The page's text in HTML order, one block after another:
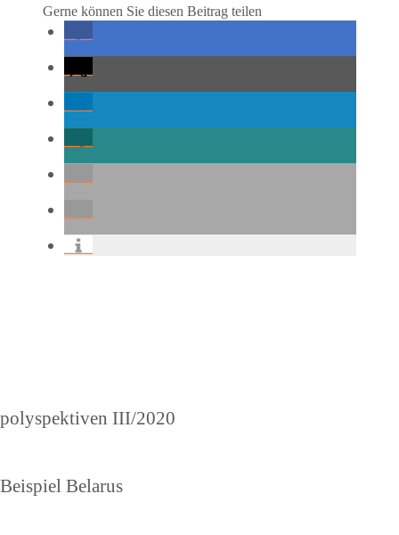
Gerne können Sie diesen Beitrag teilen
Vorheriger
polyspektiven III/2020
Nächster
Beispiel Belarus